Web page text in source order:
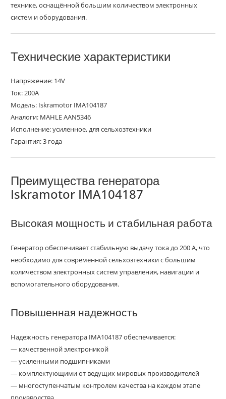
технике, оснащённой большим количеством электронных
систем и оборудования.
Технические характеристики
Напряжение: 14V
Ток: 200A
Модель: Iskramotor IMA104187
Аналоги: MAHLE AAN5346
Исполнение: усиленное, для сельхозтехники
Гарантия: 3 года
Преимущества генератора
Iskramotor IMA104187
Высокая мощность и стабильная работа
Генератор обеспечивает стабильную выдачу тока до 200 А, что
необходимо для современной сельхозтехники с большим
количеством электронных систем управления, навигации и
вспомогательного оборудования.
Повышенная надежность
Надежность генератора IMA104187 обеспечивается:
— качественной электроникой
— усиленными подшипниками
— комплектующими от ведущих мировых производителей
— многоступенчатым контролем качества на каждом этапе